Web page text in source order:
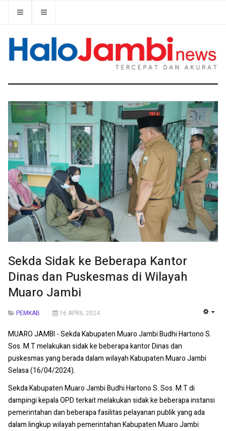
Sekda Sidak ke Beberapa Kantor
Dinas dan Puskesmas di Wilayah
Muaro Jambi
PEMKAB 16 APRIL 2024
MUARO JAMBI - Sekda Kabupaten Muaro Jambi Budhi Hartono S.
Sos. M.T melakukan sidak ke beberapa kantor Dinas dan
puskesmas yang berada dalam wilayah Kabupaten Muaro Jambi
Selasa (16/04/2024).
Sekda Kabupaten Muaro Jambi Budhi Hartono S. Sos. M.T di
dampingi kepala OPD terkait melakukan sidak ke beberapa instansi
pemerintahan dan beberapa fasilitas pelayanan publik yang ada
dalam lingkup wilayah pemerintahan Kabupaten Muaro Jambi